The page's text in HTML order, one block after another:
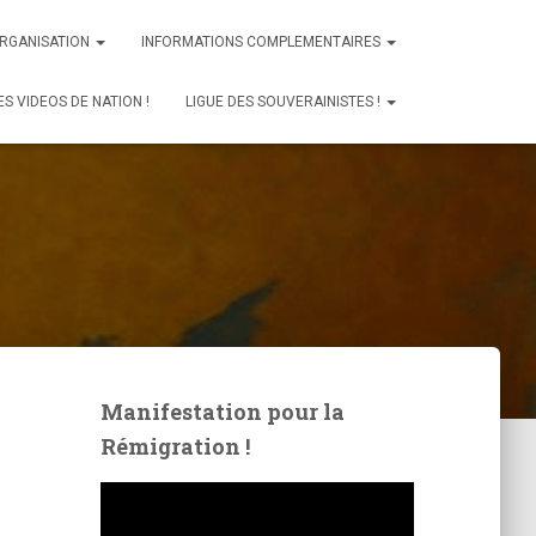
INFORMATIONS COMPLEMENTAIRES
VIDEOS DE NATION ! LIGUE DES SOUVERAINISTES !
Manifestation pour la
Rémigration !